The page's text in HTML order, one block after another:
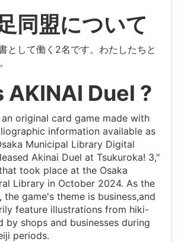
同盟について
として働く2名です。わたしたちと
Duel ?
original card game made with
information available as
Municipal Library Digital
Akinai Duel at Tsukuroka! 3,"
took place at the Osaka
Library in October 2024. As the
the game's theme is business,and
feature illustrations from hiki-
by shops and businesses during
periods.